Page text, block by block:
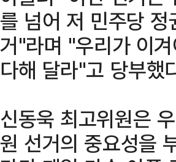
를 넘어 저 민주당
거"라며 "우리가 이
다해 달라"고 당부했
신동욱 최고위원은
원 선거의 중요성을